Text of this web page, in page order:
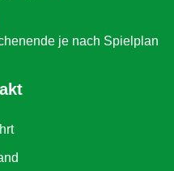
je nach Spielplan